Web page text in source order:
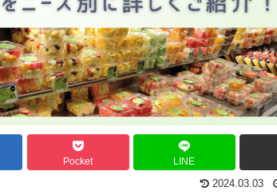
Pocket LINE
2024.03.03